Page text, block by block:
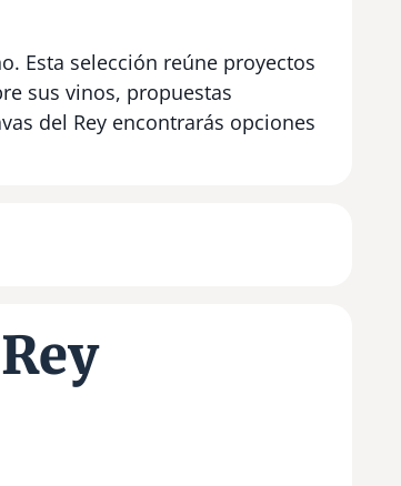
Esta selección reúne proyectos
sus vinos, propuestas
del Rey encontrarás opciones